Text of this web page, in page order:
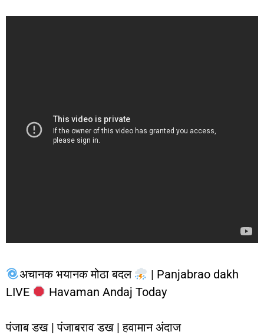
अचानक भयानक मोठा बदल
| Panjabrao dakh
LIVE
Havaman Andaj Today
पंजाब डख | पंजाबराव डख | हवामान अंदाज